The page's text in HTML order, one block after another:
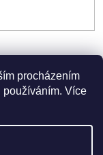
procházením
používáním. Více